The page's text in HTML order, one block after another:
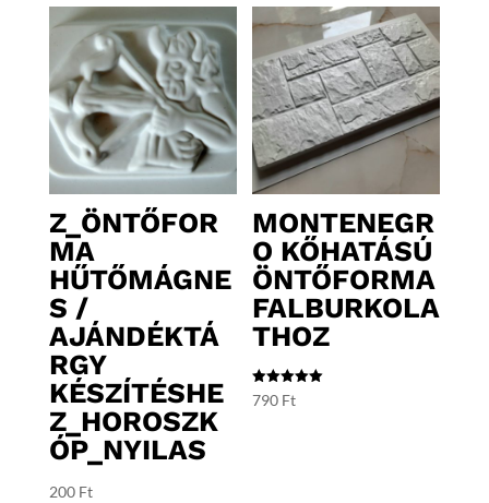
Z_ÖNTŐFOR
MA
HŰTŐMÁGNE
S /
AJÁNDÉKTÁ
RGY
KÉSZÍTÉSHE
Z_HOROSZK
ÓP_NYILAS
200 Ft
MONTENEGR
O KŐHATÁSÚ
ÖNTŐFORMA
FALBURKOLA
THOZ
Értékelés:
5.00
790 Ft